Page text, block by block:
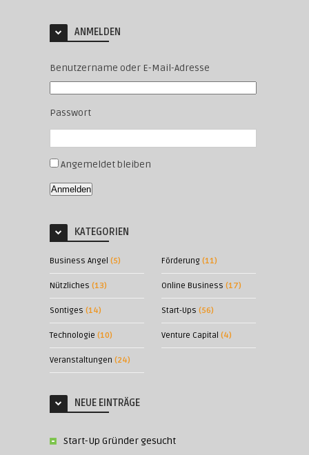
ANMELDEN
Benutzername oder E-Mail-Adresse
Passwort
Angemeldet bleiben
Anmelden
KATEGORIEN
Business Angel (5) Förderung(11)
Nützliches (13) Online Business (17)
Sontiges (14) Start-Ups (56)
Technologie (10) Venture Capital (4)
Veranstaltungen (24)
NEUE EINTRÄGE
Start-Up Gründer gesucht